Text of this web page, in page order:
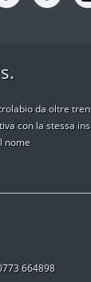
da oltre
con la stessa
nome
664898